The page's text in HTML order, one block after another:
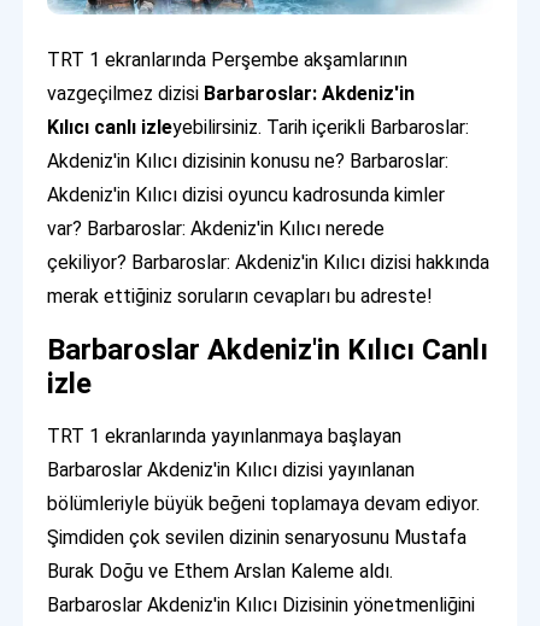
TRT 1 ekranlarında Perşembe akşamlarının
vazgeçilmez dizisi Barbaroslar: Akdeniz'in
Kılıcı canlı izleyebilirsiniz. Tarih içerikli Barbaroslar:
Akdeniz'in Kılıcı dizisinin konusu ne? Barbaroslar:
Akdeniz'in Kılıcı dizisi oyuncu kadrosunda kimler
var? Barbaroslar: Akdeniz'in Kılıcı nerede
çekiliyor? Barbaroslar: Akdeniz'in Kılıcı dizisi hakkında
merak ettiğiniz soruların cevapları bu adreste!
Barbaroslar Akdeniz'in Kılıcı Canlı
izle
TRT 1 ekranlarında yayınlanmaya başlayan
Barbaroslar Akdeniz'in Kılıcı dizisi yayınlanan
bölümleriyle büyük beğeni toplamaya devam ediyor.
Şimdiden çok sevilen dizinin senaryosunu Mustafa
Burak Doğu ve Ethem Arslan Kaleme aldı.
Barbaroslar Akdeniz'in Kılıcı Dizisinin yönetmenliğini